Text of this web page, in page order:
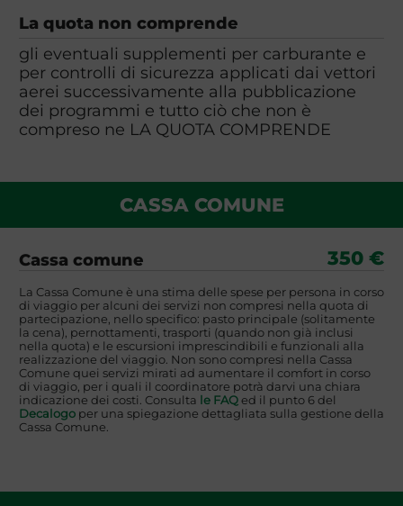
La quota non comprende
gli eventuali supplementi per carburante e
per controlli di sicurezza applicati dai vettori
aerei successivamente alla pubblicazione
dei programmi e tutto ciò che non è
compreso ne LA QUOTA COMPRENDE
CASSA COMUNE
Cassa comune 350 €
La Cassa Comune è una stima delle spese per persona in corso
di viaggio per alcuni dei servizi non compresi nella quota di
partecipazione, nello specifico: pasto principale (solitamente
la cena), pernottamenti, trasporti (quando non già inclusi
nella quota) e le escursioni imprescindibili e funzionali alla
realizzazione del viaggio. Non sono compresi nella Cassa
Comune quei servizi mirati ad aumentare il comfort in corso
di viaggio, per i quali il coordinatore potrà darvi una chiara
indicazione dei costi. Consulta le FAQed il punto 6 del
Decalogoper una spiegazione dettagliata sulla gestione della
Cassa Comune.